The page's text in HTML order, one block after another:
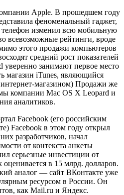
Apple. В прошедшем году
феноменальный гаджет,
телефон изменил всю мобильную
всевозможные рейтинги, вроде
этого продажи компьютеров
средний рост показателей
уверенно занимают первое место
магазин iTunes, являющийся
магазином) Продажи же
компании Mac OS X Leopard и
аналитиков.
Facebook (его российским
Facebook в этом году открыл
разработчиков, начал
от контекста анкеты
серьезные инвестиции от
в 15 млрд. долларов.
аналог — сайт ВКонтакте уже
ресурсом в России. Он
как Mail.ru и Яндекс.